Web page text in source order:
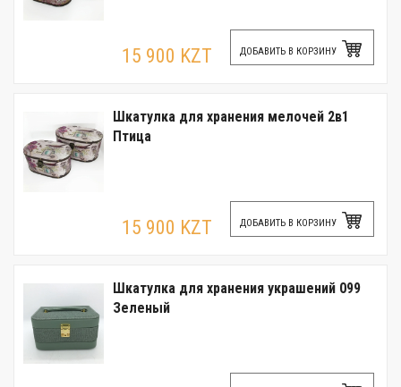
15 900 KZT ДОБАВИТЬ В КОРЗИНУ
Шкатулка для хранения мелочей 2в1
Птица
15 900 KZT ДОБАВИТЬ В КОРЗИНУ
Шкатулка для хранения украшений 099
Зеленый